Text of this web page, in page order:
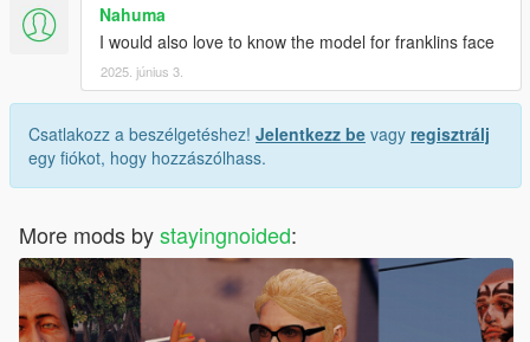
Nahuma
I would also love to know the model for franklins face
2025. június 3.
Csatlakozz a beszélgetéshez! Jelentkezz be vagy regisztrálj
egy fiókot, hogy hozzászólhass.
More mods bystayingnoided: